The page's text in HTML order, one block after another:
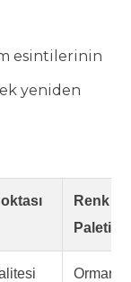
esintilerinin
yeniden
Renk
Paleti
Orman